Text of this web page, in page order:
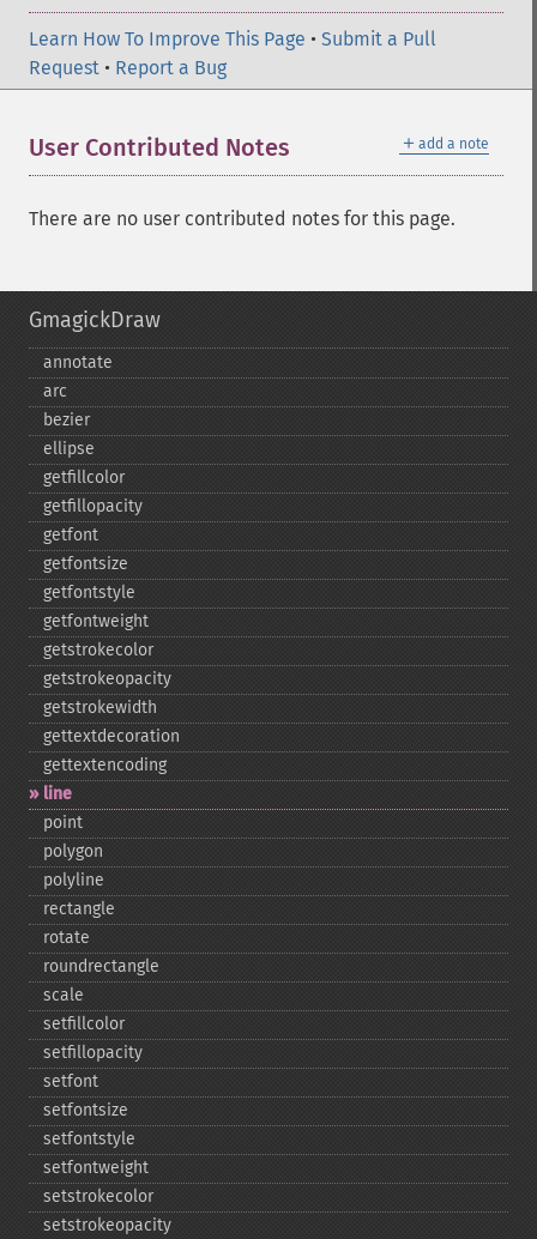
Learn How To Improve This Page • Submit a Pull
Request • Report a Bug
＋ add a note
User Contributed Notes
There are no user contributed notes for this page.
GmagickDraw
annotate
arc
bezier
ellipse
getfillcolor
getfillopacity
getfont
getfontsize
getfontstyle
getfontweight
getstrokecolor
getstrokeopacity
getstrokewidth
gettextdecoration
gettextencoding
line
point
polygon
polyline
rectangle
rotate
roundrectangle
scale
setfillcolor
setfillopacity
setfont
setfontsize
setfontstyle
setfontweight
setstrokecolor
setstrokeopacity